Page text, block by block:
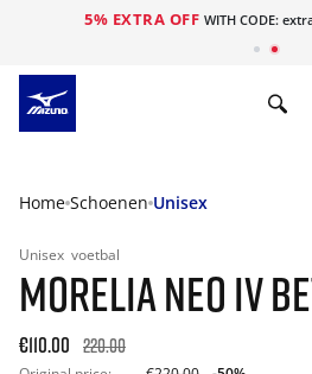
5% EXTRA OFF WITH CODE:
Home Schoenen Unisex
Unisex voetbal
MORELIA NEO IV
€110.00 220.00